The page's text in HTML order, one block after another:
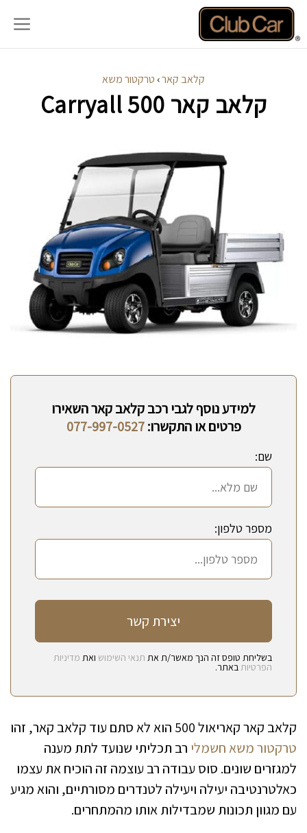
לדלג
לתוכן
קלאב קאר› טרקטור משא
קלאב קאר Carryall 500
למידע נוסף לגבי רכב קלאב קאר השאירו
פרטים או התקשרו:077-997-0527
שם:
מספר טלפון:
בשליחת טופס זה הנך מאשר/ת את תנאי השימוש ואת מדיניות
הפרטיותבאתר.
קלאב קאר קאריאול 500 הוא לא סתם עוד קלאב קאר, זהו
טרקטור משא חשמלי רב תכליתי שנועד לתת מענה
למגזרים שונים. סוס עבודה רב עוצמה זה הוכיח את עצמו
כאלטרנטיבה יעילה ויעילה לטנדרים מסורתיים, והוא מגיע
עם מגוון תכונות שמבדילות אותו מהמתחרים.